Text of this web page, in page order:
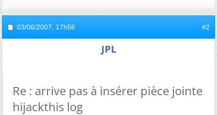
03/06/2007, 17h56 #2
JPL
Re : arrive pas à insérer pièce jointe
hijackthis log